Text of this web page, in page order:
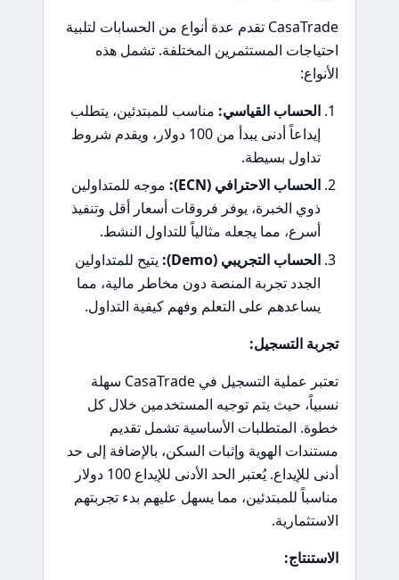
CasaTrade تقدم عدة أنواع من الحسابات لتلبية
احتياجات المستثمرين المختلفة. تشمل هذه
الأنواع:
الحساب القياسي: مناسب للمبتدئين، يتطلب
إيداعاً أدنى يبدأ من 100 دولار، ويقدم شروط
تداول بسيطة.
الحساب الاحترافي (ECN):
موجه للمتداولين
ذوي الخبرة، يوفر فروقات أسعار أقل وتنفيذ
أسرع، مما يجعله مثالياً للتداول النشط.
الحساب التجريبي (Demo):
يتيح للمتداولين
الجدد تجربة المنصة دون مخاطر مالية، مما
يساعدهم على التعلم وفهم كيفية التداول.
تجربة التسجيل:
تعتبر عملية التسجيل في CasaTrade سهلة
نسبياً، حيث يتم توجيه المستخدمين خلال كل
خطوة. المتطلبات الأساسية تشمل تقديم
مستندات الهوية وإثبات السكن، بالإضافة إلى حد
أدنى للإيداع. يُعتبر الحد الأدنى للإيداع 100 دولار
مناسباً للمبتدئين، مما يسهل عليهم بدء تجربتهم
الاستثمارية.
الاستنتاج: